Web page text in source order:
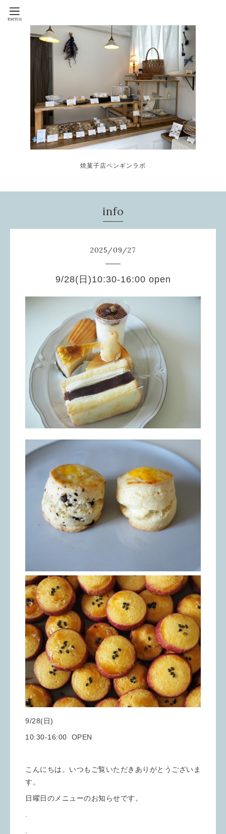
焼菓子店ペンギンラボ
info
2025/09/27
9/28(日)10:30-16:00 open
9/28(日)
10:30-16:00 OPEN
こんにちは。いつもご覧いただきありがとうございま
す。
日曜日のメニューのお知らせです。